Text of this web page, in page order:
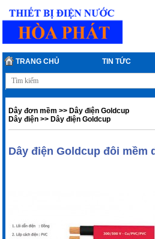
TRANG CHỦ TIN TỨC
Dây đơn mềm >>Dây điện Goldcup
Dây điện >>Dây điện Goldcup
Dây điện Goldcup đôi mềm